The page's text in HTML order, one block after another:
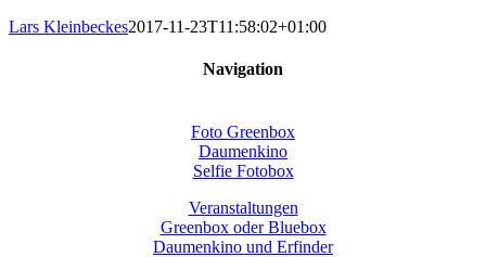
Lars Kleinbeckes2017-11-23T11:58:02+01:00
Navigation
Foto Greenbox
Daumenkino
Selfie Fotobox
Veranstaltungen
Greenbox oder Bluebox
Daumenkino und Erfinder